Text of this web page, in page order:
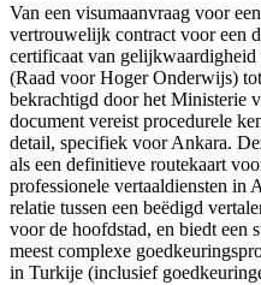
Van een visumaanvraag voor
vertrouwelijk contract voor een
certificaat van
(Raad voor Hoger Onderwijs)
bekrachtigd door het Ministerie
document vereist procedurele
detail, specifiek voor Ankara.
als een definitieve routekaart
professionele vertaaldiensten in
relatie tussen een beëdigd
voor de hoofdstad, en biedt een
meest complexe
in Turkije (inclusief